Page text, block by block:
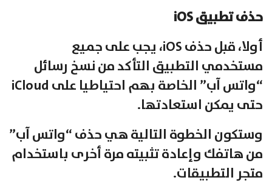
حذف تطبيق iOS
أولا، قبل حذف iOS، يجب على جميع
مستخدمي التطبيق التأكد من نسخ رسائل
“واتس آب” الخاصة بهم احتياطيا على iCloud
حتى يمكن استعادتها.
وستكون الخطوة التالية هي حذف “واتس آب”
من هاتفك وإعادة تثبيته مرة أخرى باستخدام
متجر التطبيقات.